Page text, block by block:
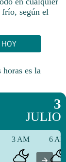
según el
es la
3
JULIO
3 AM 6